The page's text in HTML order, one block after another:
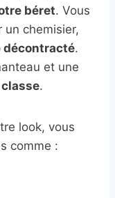
béret. Vous
un chemisier,
décontracté.
et une
.
look, vous
comme :